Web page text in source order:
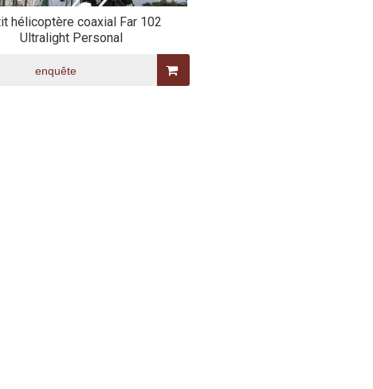
hélicoptère coaxial Far 102
Ultralight Personal
enquête